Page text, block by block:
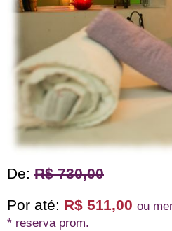
De: R$ 730,00
Por até: R$ 511,00 ou
* reserva prom.